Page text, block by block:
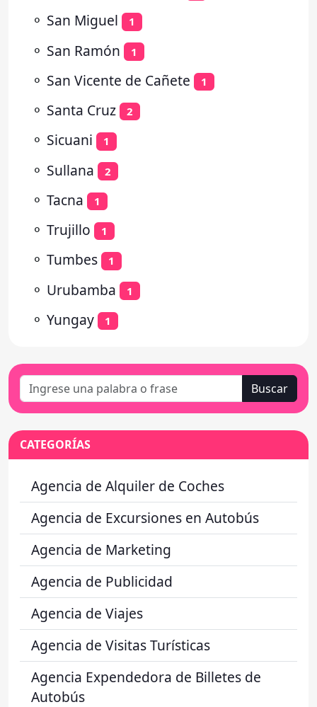
⚬ San Miguel 1
⚬ San Ramón 1
⚬ San Vicente de Cañete 1
⚬ Santa Cruz 2
⚬ Sicuani 1
⚬ Sullana 2
⚬ Tacna 1
⚬ Trujillo 1
⚬ Tumbes 1
⚬ Urubamba 1
⚬ Yungay 1
Buscar
CATEGORÍAS
Agencia de Alquiler de Coches
Agencia de Excursiones en Autobús
Agencia de Marketing
Agencia de Publicidad
Agencia de Viajes
Agencia de Visitas Turísticas
Agencia Expendedora de Billetes de
Autobús